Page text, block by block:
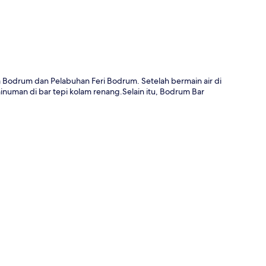
dan Pelabuhan Feri Bodrum. Setelah bermain air di
di bar tepi kolam renang.Selain itu, Bodrum Bar